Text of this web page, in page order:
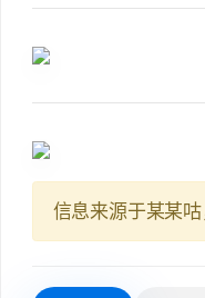
信息来源于某某咕